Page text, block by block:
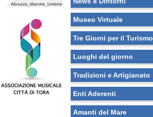
Museo Virtuale
Tre Giorni per il Turismo
Luoghi del giorno
Tradizioni e Artigianato
Enti Aderenti
Amanti del Mare